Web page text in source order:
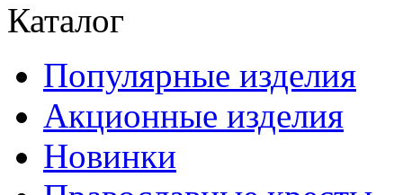
Каталог
Популярные изделия
Акционные изделия
Новинки